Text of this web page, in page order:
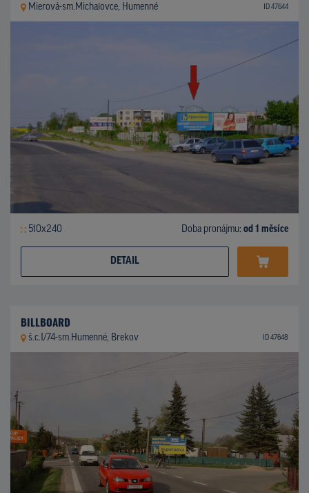
Mierová-sm.Michalovce, Humenné ID 47644
510x240 Doba pronájmu: od 1 měsíce
DETAIL
BILLBOARD
š.c.I/74-sm.Humenné, Brekov ID 47648